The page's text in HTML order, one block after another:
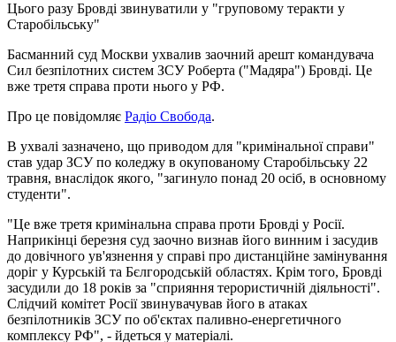
Цього разу Бровді звинуватили у "груповому теракти у
Старобільську"
Басманний суд Москви ухвалив заочний арешт командувача
Сил безпілотних систем ЗСУ Роберта ("Мадяра") Бровді. Це
вже третя справа проти нього у РФ.
Про це повідомляє Радіо Свобода.
В ухвалі зазначено, що приводом для "кримінальної справи"
став удар ЗСУ по коледжу в окупованому Старобільську 22
травня, внаслідок якого, "загинуло понад 20 осіб, в основному
студенти".
"Це вже третя кримінальна справа проти Бровді у Росії.
Наприкінці березня суд заочно визнав його винним і засудив
до довічного ув'язнення у справі про дистанційне замінування
доріг у Курській та Бєлгородській областях. Крім того, Бровді
засудили до 18 років за "сприяння терористичній діяльності".
Слідчий комітет Росії звинувачував його в атаках
безпілотників ЗСУ по об'єктах паливно-енергетичного
комплексу РФ", - йдеться у матеріалі.